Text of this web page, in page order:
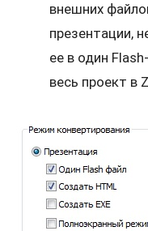
внешних
презентации,
ее в один
весь проект в